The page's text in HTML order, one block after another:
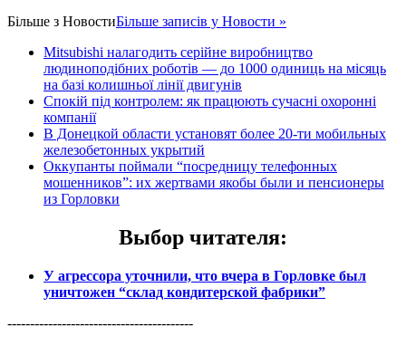
Більше з НовостиБільше записів у Новости »
Mitsubishi налагодить серійне виробництво
людиноподібних роботів — до 1000 одиниць на місяць
на базі колишньої лінії двигунів
Спокій під контролем: як працюють сучасні охоронні
компанії
В Донецкой области установят более 20-ти мобильных
железобетонных укрытий
Оккупанты поймали “посредницу телефонных
мошенников”: их жертвами якобы были и пенсионеры
из Горловки
Выбор читателя:
У агрессора уточнили, что вчера в Горловке был
уничтожен “склад кондитерской фабрики”
-----------------------------------------